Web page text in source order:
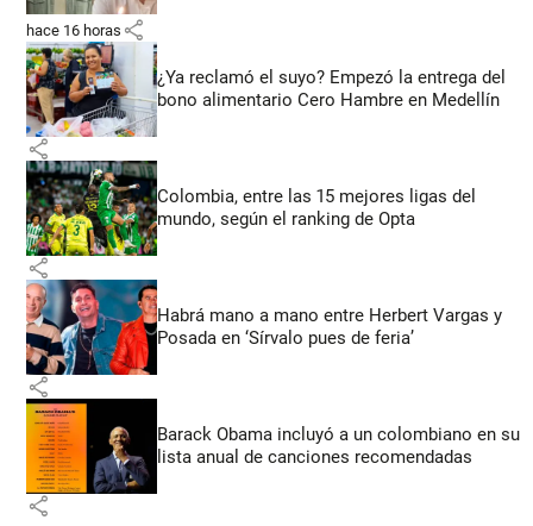
hace 16 horas share
¿Ya reclamó el suyo? Empezó la entrega del
bono alimentario Cero Hambre en Medellín
share
Colombia, entre las 15 mejores ligas del
mundo, según el ranking de Opta
share
Habrá mano a mano entre Herbert Vargas y
Posada en ‘Sírvalo pues de feria’
share
Barack Obama incluyó a un colombiano en su
lista anual de canciones recomendadas
share